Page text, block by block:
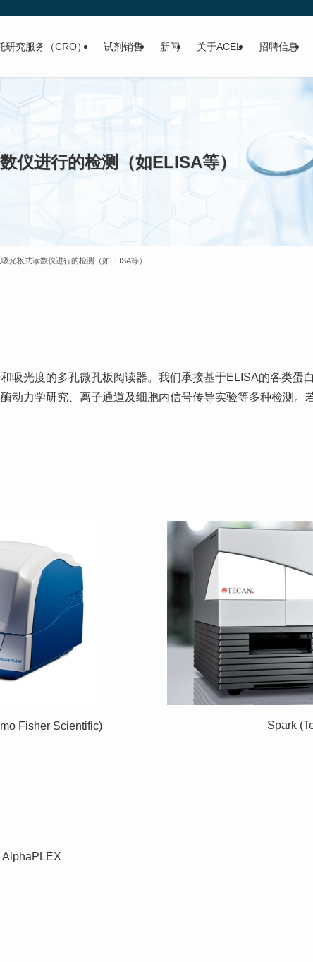
研究服务（CRO） 试剂销售 新闻 关于ACEL 招聘信息
仪进行的检测（如ELISA等）
光板式读数仪进行的检测（如ELISA等）
吸光度的多孔微孔板阅读器。我们承接基于ELISA的各类蛋
动力学研究、离子通道及细胞内信号传导实验等多种检测。
Fisher Scientific) Spark